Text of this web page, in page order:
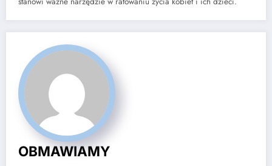
OBMAWIAMY